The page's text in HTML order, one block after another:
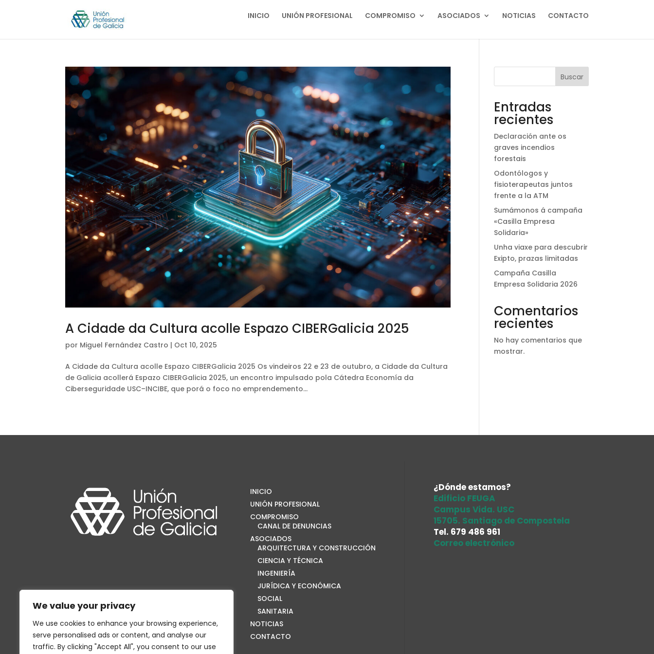
We value your privacy
We use cookies to enhance your browsing experience,
serve personalised ads or content, and analyse our
traffic. By clicking "Accept All", you consent to our use
INICIO UNIÓN PROFESIONAL COMPROMISO ASOCIADOS NOTICIAS CONTACTO
A Cidade da Cultura acolle Espazo CIBERGalicia 2025
por Miguel Fernández Castro | Oct 10, 2025
A Cidade da Cultura acolle Espazo CIBERGalicia 2025 Os vindeiros 22 e 23 de outubro, a Cidade da Cultura
de Galicia acollerá Espazo CIBERGalicia 2025, un encontro impulsado pola Cátedra Economía da
Ciberseguridade USC–INCIBE, que porá o foco no emprendemento...
Buscar
Entradas
recientes
Declaración ante os
graves incendios
forestais
Odontólogos y
fisioterapeutas juntos
frente a la ATM
Sumámonos á campaña
«Casilla Empresa
Solidaria»
Unha viaxe para descubrir
Exipto, prazas limitadas
Campaña Casilla
Empresa Solidaria 2026
Comentarios
recientes
No hay comentarios que
mostrar.
INICIO
UNIÓN PROFESIONAL
COMPROMISO
CANAL DE DENUNCIAS
ASOCIADOS
ARQUITECTURA Y CONSTRUCCIÓN
CIENCIA Y TÉCNICA
INGENIERÍA
JURÍDICA Y ECONÓMICA
SOCIAL
SANITARIA
NOTICIAS
CONTACTO
¿Dónde estamos?
Edificio FEUGA
Campus Vida. USC
15705. Santiago de Compostela
Tel. 679 486 961
Correo electrónico